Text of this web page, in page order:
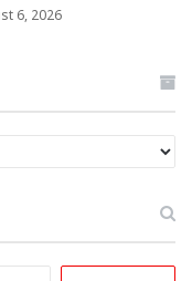
6, 2026